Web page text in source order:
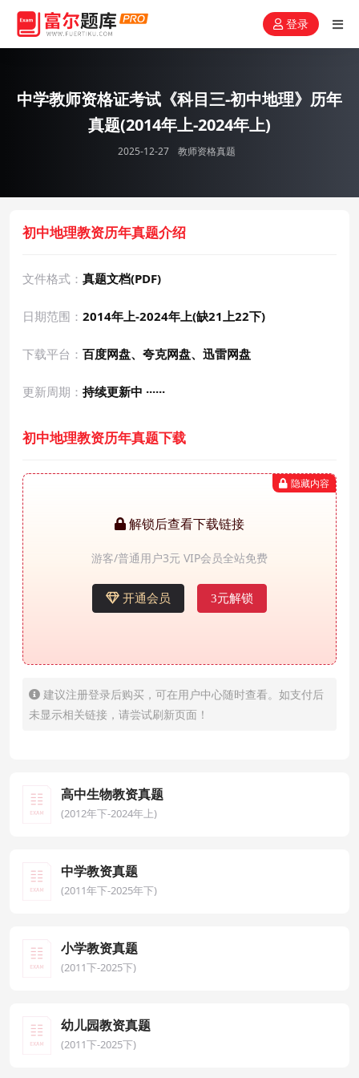
登录
中学教师资格证考试《科目三-初中地理》历年
真题(2014年上-2024年上)
2025-12-27 教师资格真题
初中地理教资历年真题介绍
文件格式： 真题文档(PDF)
日期范围： 2014年上-2024年上(缺21上22下)
下载平台： 百度网盘、夸克网盘、迅雷网盘
更新周期： 持续更新中 ······
初中地理教资历年真题下载
隐藏内容
解锁后查看下载链接
游客/普通用户3元 VIP会员全站免费
开通会员 3元解锁
建议注册登录后购买，可在用户中心随时查看。如支付后
未显示相关链接，请尝试刷新页面！
高中生物教资真题
(2012年下-2024年上)
中学教资真题
(2011年下-2025年下)
小学教资真题
(2011下-2025下)
幼儿园教资真题
(2011下-2025下)